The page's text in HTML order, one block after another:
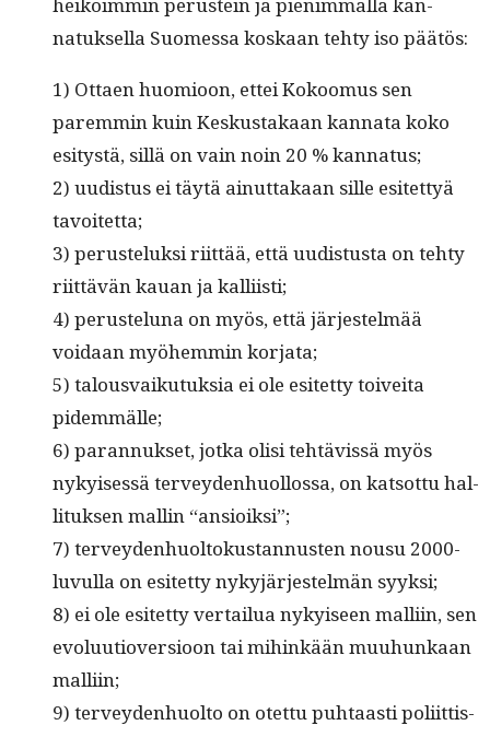
natuk­sel­la Suomes­sa koskaan tehty iso päätös:
1) Ottaen huomioon, ettei Kokoomus sen
parem­min kuin Keskus­takaan kan­na­ta koko
esi­tys­tä, sil­lä on vain noin 20 % kannatus;
2) uud­is­tus ei täytä ain­ut­takaan sille esitet­tyä
tavoitetta;
3) perusteluk­si riit­tää, että uud­is­tus­ta on tehty
riit­tävän kauan ja kalliisti;
4) perustelu­na on myös, että jär­jestelmää
voidaan myöhem­min korjata;
5) talous­vaiku­tuk­sia ei ole esitet­ty toivei­ta
pidemmälle;
6) paran­nuk­set, jot­ka olisi tehtävis­sä myös
nykyisessä ter­vey­den­huol­los­sa, on kat­sot­tu hal­
li­tuk­sen mallin “ansioik­si”;
7) ter­vey­den­huoltokus­tan­nusten nousu 2000-
luvul­la on esitet­ty nykyjär­jestelmän syyksi;
8) ei ole esitet­ty ver­tailua nykyiseen malli­in, sen
evoluu­tiover­sioon tai mihinkään muuhunkaan
malliin;
9) ter­vey­den­huolto on otet­tu puh­taasti poli­it­tis­